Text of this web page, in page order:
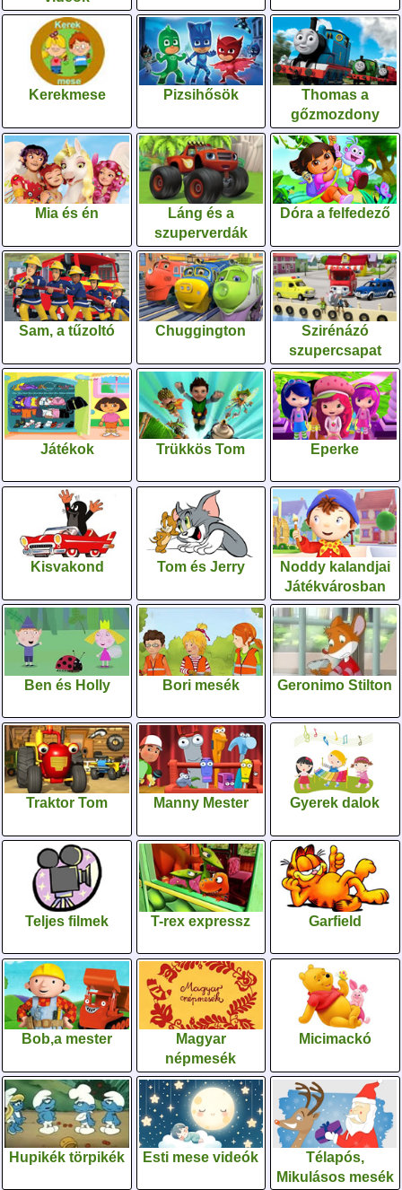
Kerekmese Pizsihősök
Thomas a
gőzmozdony
Mia és én
Láng és a
szuperverdák
Dóra a felfedező
Sam, a tűzoltó Chuggington
Szirénázó
szupercsapat
Játékok Trükkös Tom Eperke
Kisvakond Tom és Jerry
Noddy kalandjai
Játékvárosban
Ben és Holly Bori mesék Geronimo Stilton
Traktor Tom Manny Mester Gyerek dalok
Teljes filmek T-rex expressz Garfield
Bob,a mester
Magyar
népmesék
Micimackó
Hupikék törpikék Esti mese videók
Télapós,
Mikulásos mesék